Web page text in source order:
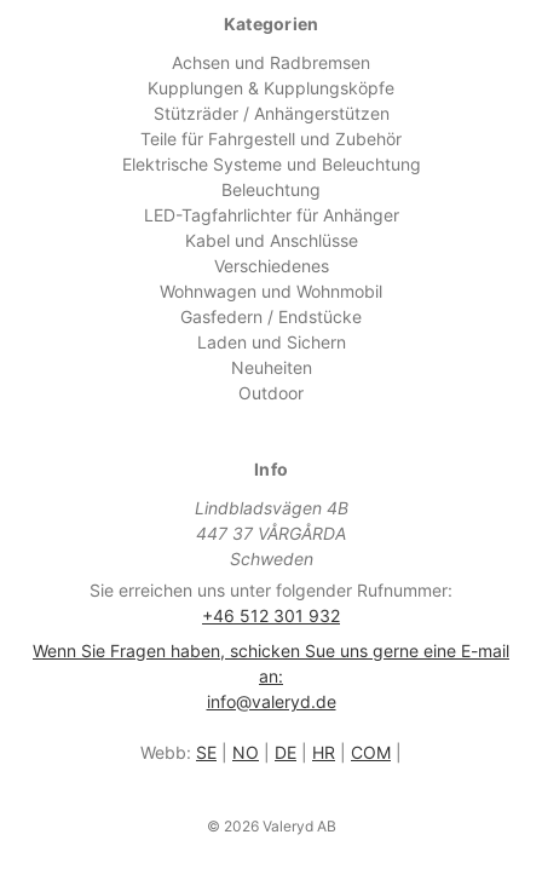
Kategorien
Achsen und Radbremsen
Kupplungen & Kupplungsköpfe
Stützräder / Anhängerstützen
Teile für Fahrgestell und Zubehör
Elektrische Systeme und Beleuchtung
Beleuchtung
LED-Tagfahrlichter für Anhänger
Kabel und Anschlüsse
Verschiedenes
Wohnwagen und Wohnmobil
Gasfedern / Endstücke
Laden und Sichern
Neuheiten
Outdoor
Info
Lindbladsvägen 4B
447 37 VÅRGÅRDA
Schweden
Sie erreichen uns unter folgender Rufnummer:
+46 512 301 932
Wenn Sie Fragen haben, schicken Sue uns gerne eine E-mail
an:
info@valeryd.de
Webb: SE NO DE HR COM
© 2026 Valeryd AB